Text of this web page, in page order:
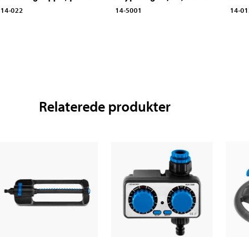
14-022 14-5001 14-
Relaterede produkter